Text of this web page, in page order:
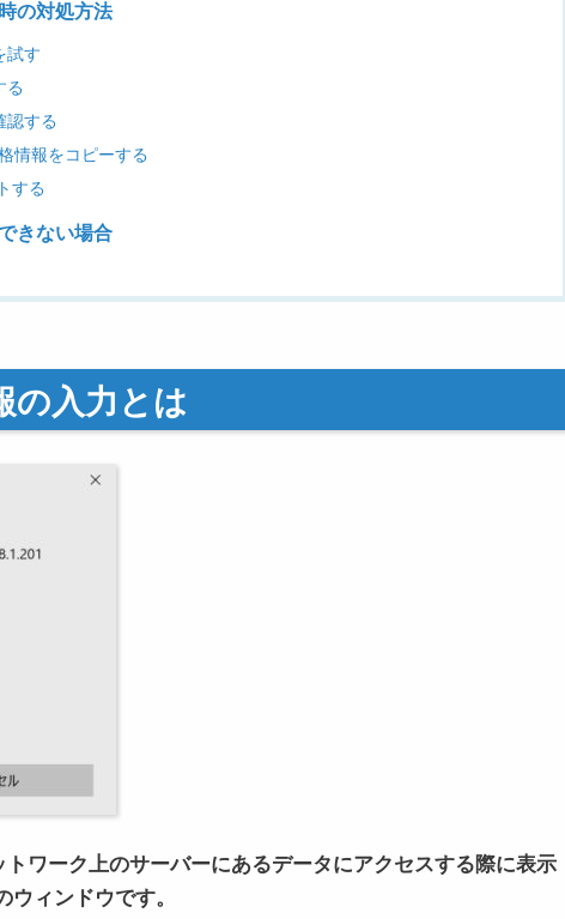
の対処方法
試す
る
認する
情報をコピーする
する
きない場合
の入力とは
トワーク上のサーバーにあるデータにアクセスする際に表示
ィンドウです。